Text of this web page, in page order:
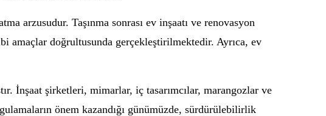
arzusudur. Taşınma sonrası ev inşaatı ve renovasyon
doğrultusunda gerçekleştirilmektedir. Ayrıca, ev
İnşaat şirketleri, mimarlar, iç tasarımcılar, marangozlar ve
önem kazandığı günümüzde, sürdürülebilirlik